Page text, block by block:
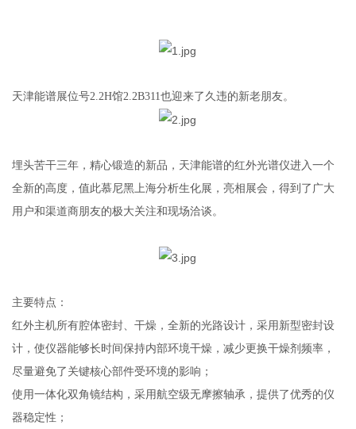
天津能谱展位号2.2H馆2.2B311也迎来了久违的新老朋友。
埋头苦干三年，精心锻造的新品 ， 天津能谱的红外光谱仪进入一个
全新的高度，值此慕尼黑上海分析生化展 ，亮相展会 ，得到了广大
用户和渠道商朋友的极大关注和现场洽谈。
主要特点：
红外主机所有腔体密封、干燥，全新的光路设计 ，采用新型密封设
计，使仪器能够长时间保持内部环境干燥，减少更换干燥剂频率，
尽量避免了关键核心部件受环境的影响；
使用一体化双角镜结构，采用航空级无摩擦轴承，提供了优秀的仪
器稳定性；